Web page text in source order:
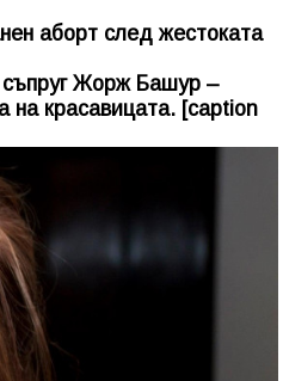
аборт след жестоката
съпруг Жорж Башур –
на красавицата. [caption